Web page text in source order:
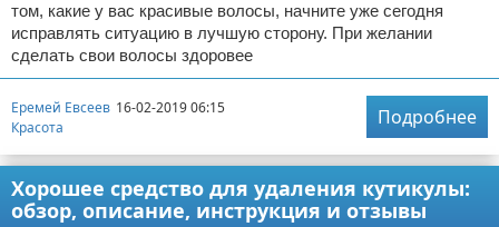
том, какие у вас красивые волосы, начните уже сегодня
исправлять ситуацию в лучшую сторону. При желании
сделать свои волосы здоровее
Еремей Евсеев 16-02-2019 06:15
Красота
Подробнее
Хорошее средство для удаления кутикулы:
обзор, описание, инструкция и отзывы